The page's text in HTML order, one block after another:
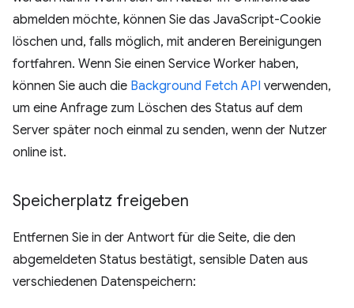
abmelden möchte, können Sie das JavaScript-Cookie
löschen und, falls möglich, mit anderen Bereinigungen
fortfahren. Wenn Sie einen Service Worker haben,
können Sie auch die Background Fetch API verwenden,
um eine Anfrage zum Löschen des Status auf dem
Server später noch einmal zu senden, wenn der Nutzer
online ist.
Speicherplatz freigeben
Entfernen Sie in der Antwort für die Seite, die den
abgemeldeten Status bestätigt, sensible Daten aus
verschiedenen Datenspeichern: